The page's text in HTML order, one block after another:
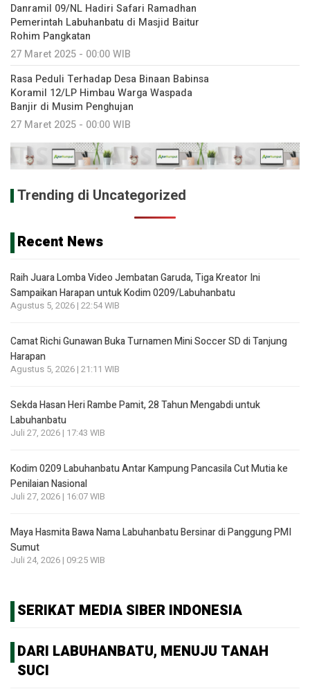
Danramil 09/NL Hadiri Safari Ramadhan
Pemerintah Labuhanbatu di Masjid Baitur
Rohim Pangkatan
27 Maret 2025 - 00:00 WIB
Rasa Peduli Terhadap Desa Binaan Babinsa
Koramil 12/LP Himbau Warga Waspada
Banjir di Musim Penghujan
27 Maret 2025 - 00:00 WIB
Trending di Uncategorized
Recent News
Raih Juara Lomba Video Jembatan Garuda, Tiga Kreator Ini
Sampaikan Harapan untuk Kodim 0209/Labuhanbatu
Agustus 5, 2026 | 22:54 WIB
Camat Richi Gunawan Buka Turnamen Mini Soccer SD di Tanjung
Harapan
Agustus 5, 2026 | 21:11 WIB
Sekda Hasan Heri Rambe Pamit, 28 Tahun Mengabdi untuk
Labuhanbatu
Juli 27, 2026 | 17:43 WIB
Kodim 0209 Labuhanbatu Antar Kampung Pancasila Cut Mutia ke
Penilaian Nasional
Juli 27, 2026 | 16:07 WIB
Maya Hasmita Bawa Nama Labuhanbatu Bersinar di Panggung PMI
Sumut
Juli 24, 2026 | 09:25 WIB
SERIKAT MEDIA SIBER INDONESIA
DARI LABUHANBATU, MENUJU TANAH
SUCI